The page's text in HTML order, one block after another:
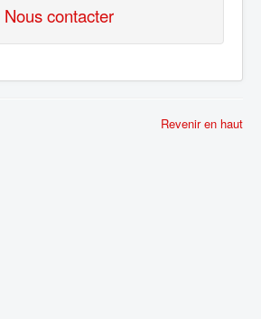
Nous contacter
Revenir en haut